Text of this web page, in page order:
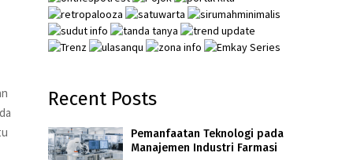
Recent Posts
Pemanfaatan Teknologi pada
Manajemen Industri Farmasi